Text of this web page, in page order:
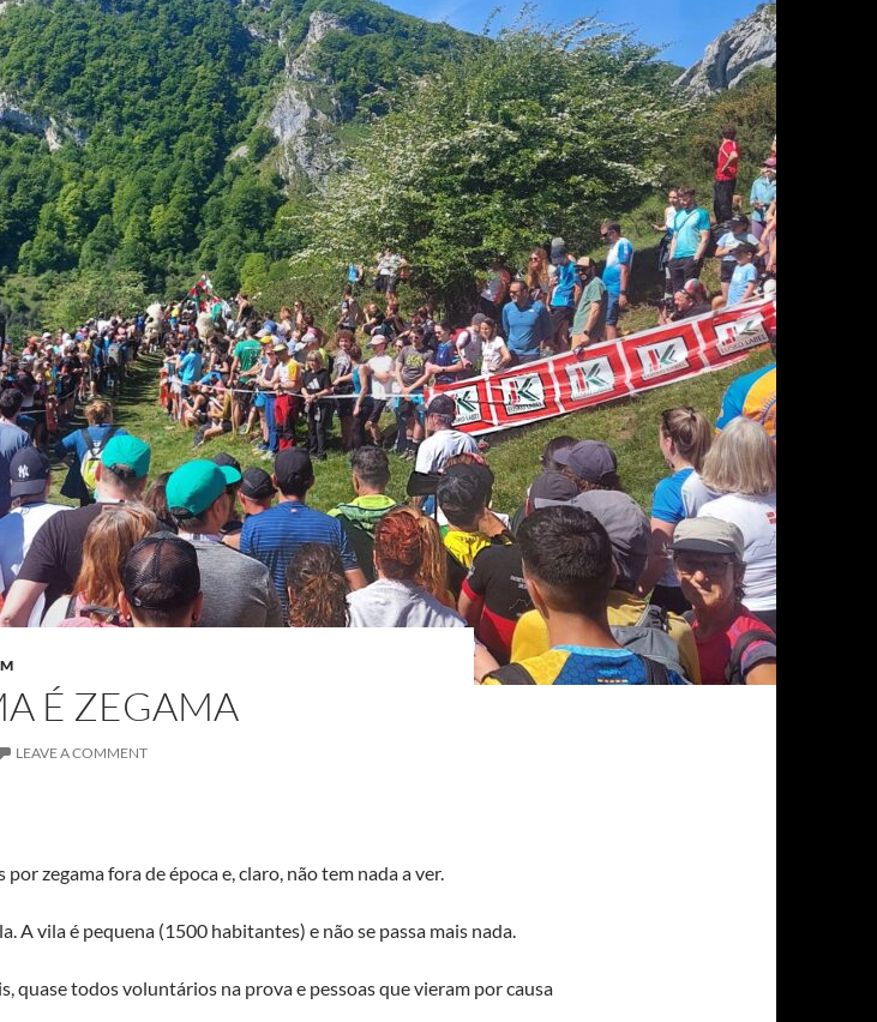
É ZEGAMA
LEAVE A COMMENT
zegama fora de época e, claro, não tem nada a ver.
A vila é pequena (1500 habitantes) e não se passa mais nada.
quase todos voluntários na prova e pessoas que vieram por causa